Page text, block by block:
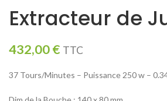
Extracteur de
432,00€ TTC
37 Tours/Minutes – Puissance 250 w –